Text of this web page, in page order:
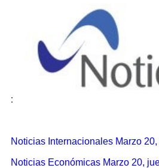
:
Noticias Internacionales Marzo
Noticias Económicas Marzo 20,